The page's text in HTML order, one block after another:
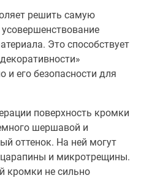
решить самую
Это способствует
и его безопасности для
поверхность кромки
шершавой и
оттенок. На ней могут
и микротрещины.
кромки не сильно